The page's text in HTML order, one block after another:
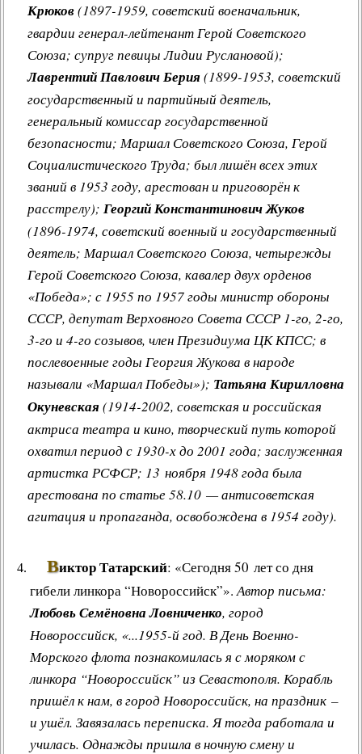
Крюков(1897-1959, советский военачальник,
гвардии генерал-лейтенант Герой Советского
Союза; супруг певицы Лидии Руслановой);
Лаврентий Павлович Берия (1899-1953, советский
государственный и партийный деятель,
генеральный комиссар государственной
безопасности; Маршал Советского Союза, Герой
Социалистического Труда; был лишён всех этих
званий в 1953 году, арестован и приговорён к
расстрелу); Георгий Константинович Жуков
(1896-1974, советский военный и государственный
деятель; Маршал Советского Союза, четырежды
Герой Советского Союза, кавалер двух орденов
«Победа»; с 1955 по 1957 годы министр обороны
СССР, депутат Верховного Совета СССР 1-го, 2-го,
3-го и 4-го созывов, член Президиума ЦК КПСС; в
послевоенные годы Георгия Жукова в народе
называли «Маршал Победы»); Татьяна Кирилловна
Окуневская (1914-2002, советская и российская
актриса театра и кино, творческий путь которой
охватил период с 1930-х до 2001 года; заслуженная
артистка РСФСР; 13 ноября 1948 года была
арестована по статье 58.10 — антисоветская
агитация и пропаганда, освобождена в 1954 году).
Виктор Татарский: «Сегодня 50 лет со дня
гибели линкора “Новороссийск”».Автор письма:
Любовь Семёновна Ловниченко, город
Новороссийск, «...1955-й год. В День Военно-
Морского флота познакомилась я с моряком с
линкора “Новороссийск” из Севастополя. Корабль
пришёл к нам, в город Новороссийск, на праздник –
и ушёл. Завязалась переписка. Я тогда работала и
училась. Однажды пришла в ночную смену и